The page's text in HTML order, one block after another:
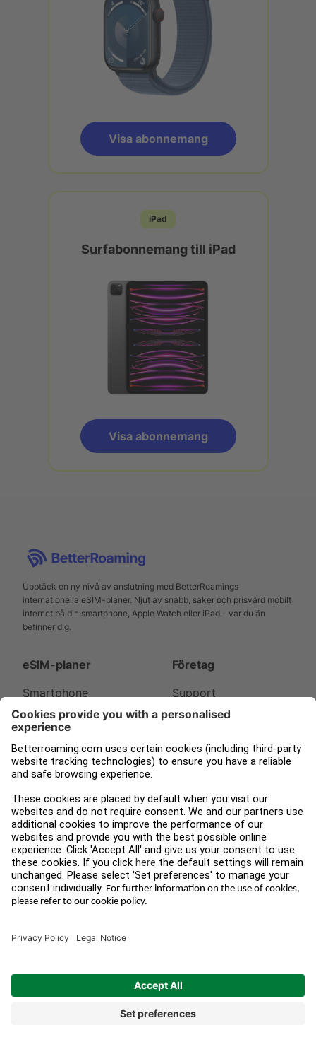
Visa abonnemang
iPad
Surfabonnemang till iPad
Visa abonnemang
Upptäck en ny nivå av anslutning med BetterRoamings
internationella eSIM-planer. Njut av snabb, säker och prisvärd mobilt
internet på din smartphone, Apple Watch eller iPad - var du än
befinner dig.
eSIM-planer
Smartphone
Apple Watch
iPad
Tampnet
Företag
Support
Om oss
Blogg
Juridisk
Villkor &
bestämmelser
Datasekretess
Impressum
Följ oss
Instagram
Facebook
LinkedIn